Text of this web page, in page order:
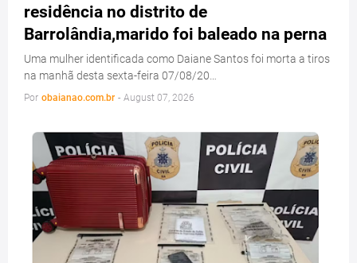
residência no distrito de
Barrolândia,marido foi baleado na perna
Uma mulher identificada como Daiane Santos foi morta a tiros
na manhã desta sexta-feira 07/08/20…
Por obaianao.com.br - August 07, 2026